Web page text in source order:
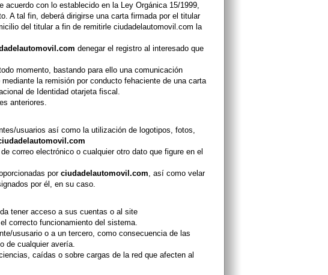
con lo establecido en la Ley Orgánica 15/1999,
A tal fin, deberá dirigirse una carta firmada por el titular
del titular a fin de remitirle ciudadelautomovil.com la
denegar el registro al interesado que
momento, bastando para ello una comunicación
la remisión por conducto fehaciente de una carta
de Identidad otarjeta fiscal.
anteriores.
usuarios así como la utilización de logotipos, fotos,
correo electrónico o cualquier otro dato que figure en el
por ciudadelautomovil.com, así como velar
por él, en su caso.
tener acceso a sus cuentas o al site
correcto funcionamiento del sistema.
ususario o a un tercero, como consecuencia de las
de cualquier avería.
caídas o sobre cargas de la red que afecten al